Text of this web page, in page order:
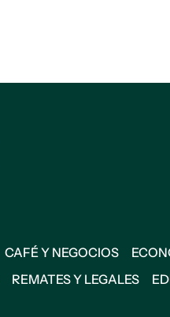
CAFÉ Y NEGOCIOS
REMATES Y LEGALES